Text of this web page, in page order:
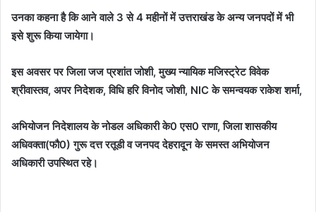
उनका कहना है कि आने वाले 3 से 4 महीनों में उत्तराखंड के अन्य जनपदों में भी
इसे शुरू किया जायेगा।
इस अवसर पर जिला जज प्रशांत जोशी, मुख्य न्यायिक मजिस्ट्रेट विवेक
श्रीवास्तव, अपर निदेशक, विधि हरि विनोद जोशी, NIC के समन्वयक राकेश शर्मा,
अभियोजन निदेशालय के नोडल अधिकारी के0 एस0 राणा, जिला शासकीय
अधिवक्ता(फौ0) गुरू दत्त रतूडी व जनपद देहरादून के समस्त अभियोजन
अधिकारी उपस्थित रहे।